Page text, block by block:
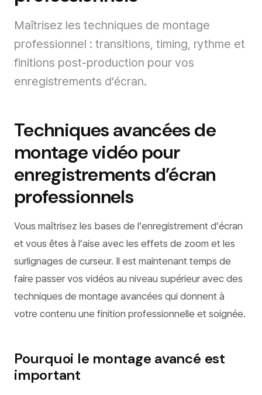
Maîtrisez les techniques de montage
professionnel : transitions, timing, rythme et
finitions post-production pour vos
enregistrements d'écran.
Techniques avancées de
montage vidéo pour
enregistrements d’écran
professionnels
Vous maîtrisez les bases de l’enregistrement d’écran
et vous êtes à l’aise avec les effets de zoom et les
surlignages de curseur. Il est maintenant temps de
faire passer vos vidéos au niveau supérieur avec des
techniques de montage avancées qui donnent à
votre contenu une finition professionnelle et soignée.
Pourquoi le montage avancé est
important